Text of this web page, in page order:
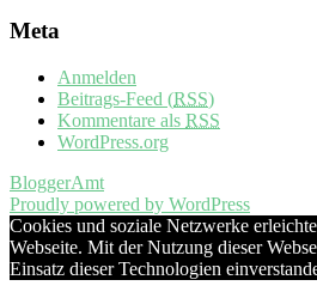
Meta
Anmelden
Beitrags-Feed (RSS)
Kommentare als RSS
WordPress.org
BloggerAmt
Proudly powered by WordPress
Cookies und soziale Netzwerke
Webseite. Mit der Nutzung dieser
Einsatz dieser Technologien